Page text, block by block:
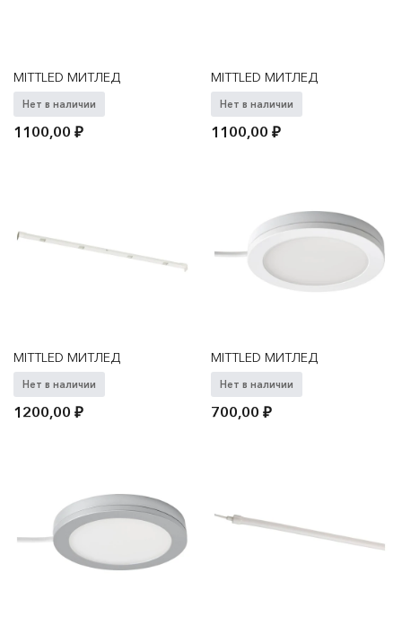
MITTLED МИТЛЕД
Нет в наличии
1100,00₽
MITTLED МИТЛЕД
Нет в наличии
1100,00₽
MITTLED МИТЛЕД
Нет в наличии
1200,00₽
MITTLED МИТЛЕД
Нет в наличии
700,00₽